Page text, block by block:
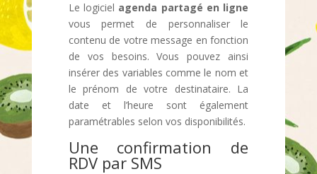
Le logiciel agenda partagé en ligne
vous permet de personnaliser le
contenu de votre message en fonction
de vos besoins. Vous pouvez ainsi
insérer des variables comme le nom et
le prénom de votre destinataire. La
date et l’heure sont également
paramétrables selon vos disponibilités.
Une confirmation de
RDV par SMS